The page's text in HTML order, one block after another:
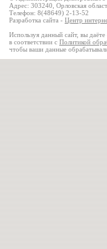
Адрес: 303240, Орловская
Телефон: 8(48649) 2-13-52
Разработка сайта - Центр
Используя данный сайт, вы
в соответствии с Политикой
чтобы ваши данные